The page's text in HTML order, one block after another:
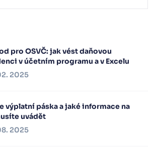
pro OSVČ: jak vést daňovou
v účetním programu a v Excelu
2025
výplatní páska a jaké informace na
uvádět
2025